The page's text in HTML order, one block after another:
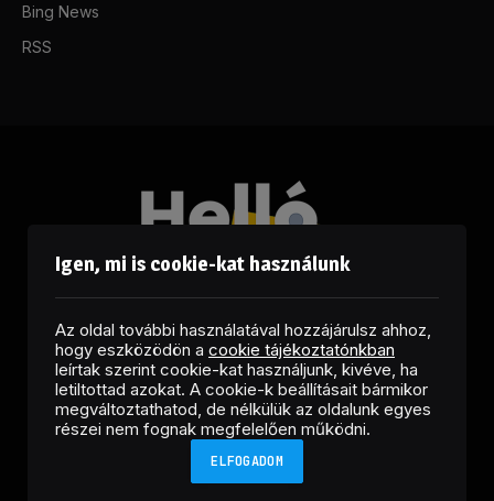
Bing News
RSS
FacebookLinkedInX
(Twitter)
RSS
Igen, mi is cookie-kat használunk
Az oldal további használatával hozzájárulsz ahhoz,
hogy eszközödön a cookie tájékoztatónkban
leírtak szerint cookie-kat használjunk, kivéve, ha
letiltottad azokat. A cookie-k beállításait bármikor
megváltoztathatod, de nélkülük az oldalunk egyes
részei nem fognak megfelelően működni.
ELFOGADOM